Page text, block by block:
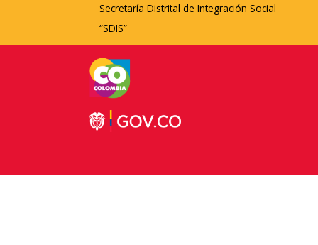
Secretaría Distrital de Integración Social
“SDIS”